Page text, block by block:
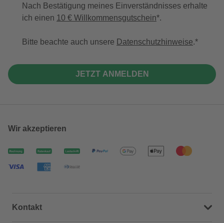
Nach Bestätigung meines Einverständnisses erhalte
ich einen 10 € Willkommensgutschein*.
Bitte beachte auch unsere Datenschutzhinweise.
JETZT ANMELDEN
Wir akzeptieren
Kontakt